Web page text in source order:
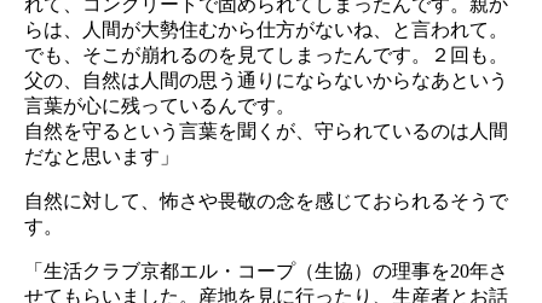
らは、人間が大勢住むから仕方がないね、と言われて。
でも、そこが崩れるのを見てしまったんです。２回も。
父の、自然は人間の思う通りにならないからなあという
言葉が心に残っているんです。
自然を守るという言葉を聞くが、守られているのは人間
だなと思います」
自然に対して、怖さや畏敬の念を感じておられるそうで
す。
「生活クラブ京都エル・コープ（生協）の理事を20年さ
せてもらいました。産地を見に行ったり、生産者とお話